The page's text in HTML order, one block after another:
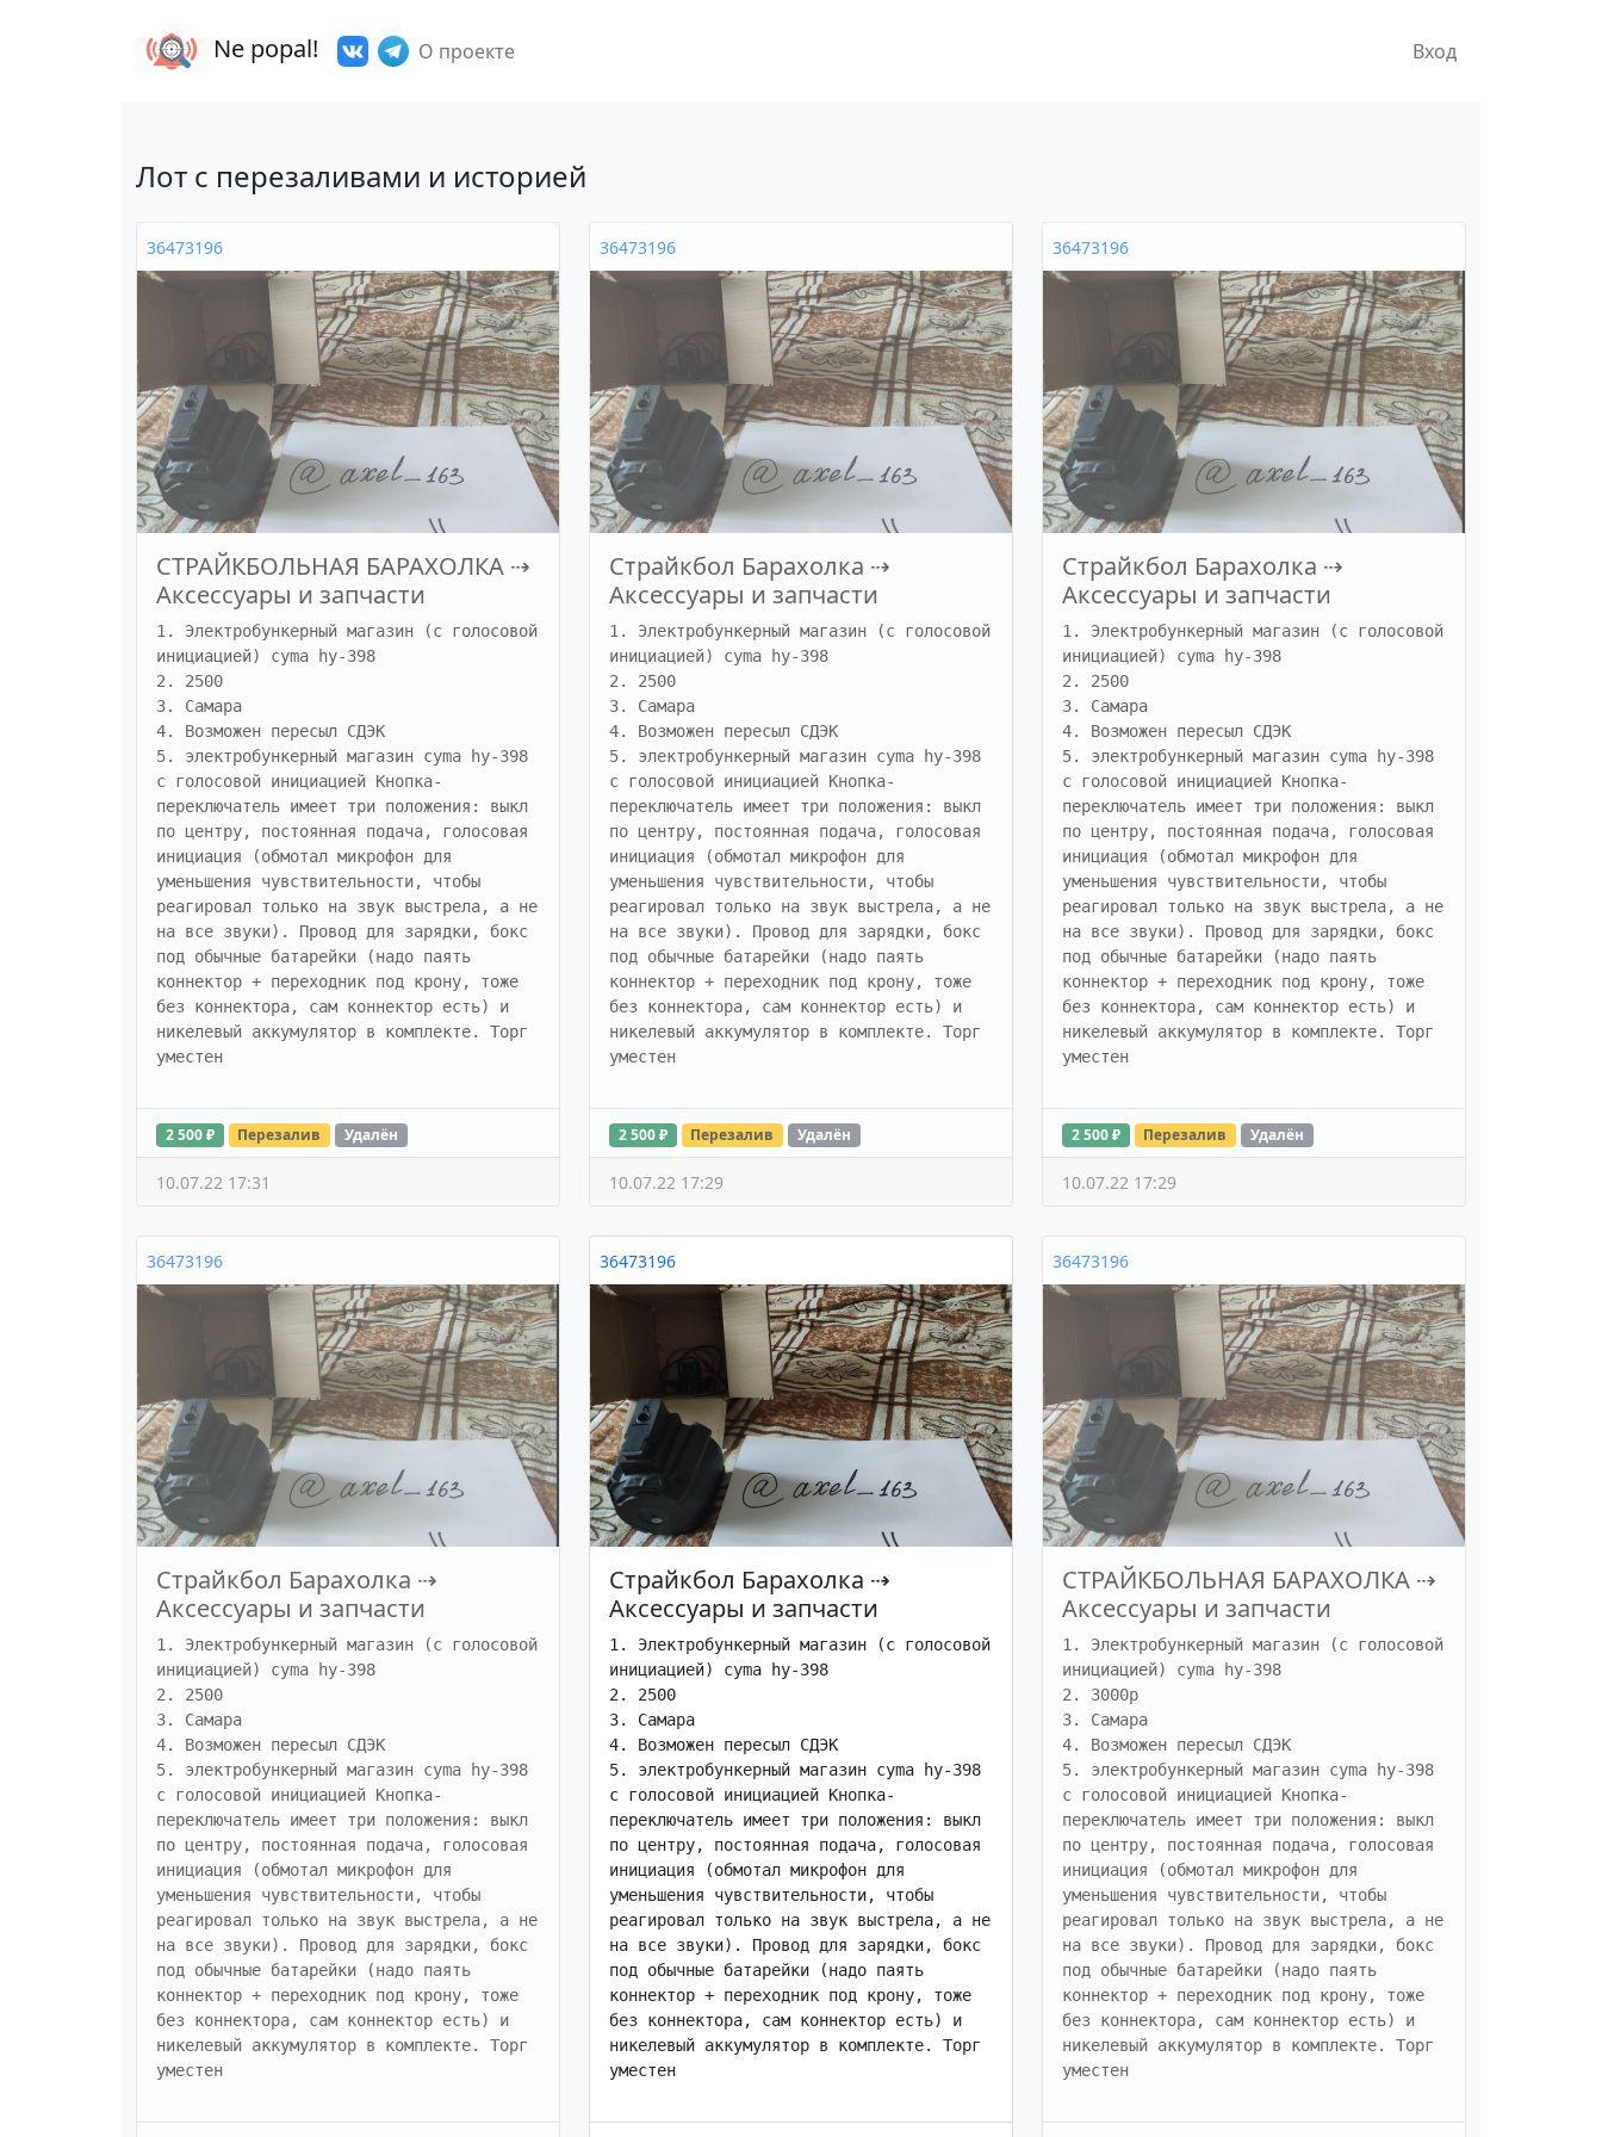
Ne popal! О проекте Вход
Лот с перезаливами и историей
36473196
СТРАЙКБОЛЬНАЯ БАРАХОЛКА ⇢
Аксессуары и запчасти
1. Электробункерный магазин (с голосовой
инициацией) cyma hy-398
2. 2500
3. Самара
4. Возможен пересыл СДЭК
5. электробункерный магазин cyma hy-398
с голосовой инициацией Кнопка-
переключатель имеет три положения: выкл
по центру, постоянная подача, голосовая
инициация (обмотал микрофон для
уменьшения чувствительности, чтобы
реагировал только на звук выстрела, а не
на все звуки). Провод для зарядки, бокс
под обычные батарейки (надо паять
коннектор + переходник под крону, тоже
без коннектора, сам коннектор есть) и
никелевый аккумулятор в комплекте. Торг
уместен
2 500 ₽ Перезалив Удалён
10.07.22 17:31
36473196
Страйкбол Барахолка ⇢
Аксессуары и запчасти
1. Электробункерный магазин (с голосовой
инициацией) cyma hy-398
2. 2500
3. Самара
4. Возможен пересыл СДЭК
5. электробункерный магазин cyma hy-398
с голосовой инициацией Кнопка-
переключатель имеет три положения: выкл
по центру, постоянная подача, голосовая
инициация (обмотал микрофон для
уменьшения чувствительности, чтобы
реагировал только на звук выстрела, а не
на все звуки). Провод для зарядки, бокс
под обычные батарейки (надо паять
коннектор + переходник под крону, тоже
без коннектора, сам коннектор есть) и
никелевый аккумулятор в комплекте. Торг
уместен
2 500 ₽ Перезалив Удалён
10.07.22 17:29
36473196
Страйкбол Барахолка ⇢
Аксессуары и запчасти
1. Электробункерный магазин (с голосовой
инициацией) cyma hy-398
2. 2500
3. Самара
4. Возможен пересыл СДЭК
5. электробункерный магазин cyma hy-398
с голосовой инициацией Кнопка-
переключатель имеет три положения: выкл
по центру, постоянная подача, голосовая
инициация (обмотал микрофон для
уменьшения чувствительности, чтобы
реагировал только на звук выстрела, а не
на все звуки). Провод для зарядки, бокс
под обычные батарейки (надо паять
коннектор + переходник под крону, тоже
без коннектора, сам коннектор есть) и
никелевый аккумулятор в комплекте. Торг
уместен
2 500 ₽ Перезалив Удалён
10.07.22 17:29
36473196
Страйкбол Барахолка ⇢
Аксессуары и запчасти
1. Электробункерный магазин (с голосовой
инициацией) cyma hy-398
2. 2500
3. Самара
4. Возможен пересыл СДЭК
5. электробункерный магазин cyma hy-398
с голосовой инициацией Кнопка-
переключатель имеет три положения: выкл
по центру, постоянная подача, голосовая
инициация (обмотал микрофон для
уменьшения чувствительности, чтобы
реагировал только на звук выстрела, а не
на все звуки). Провод для зарядки, бокс
под обычные батарейки (надо паять
коннектор + переходник под крону, тоже
без коннектора, сам коннектор есть) и
никелевый аккумулятор в комплекте. Торг
уместен
36473196
Страйкбол Барахолка ⇢
Аксессуары и запчасти
1. Электробункерный магазин (с голосовой
инициацией) cyma hy-398
2. 2500
3. Самара
4. Возможен пересыл СДЭК
5. электробункерный магазин cyma hy-398
с голосовой инициацией Кнопка-
переключатель имеет три положения: выкл
по центру, постоянная подача, голосовая
инициация (обмотал микрофон для
уменьшения чувствительности, чтобы
реагировал только на звук выстрела, а не
на все звуки). Провод для зарядки, бокс
под обычные батарейки (надо паять
коннектор + переходник под крону, тоже
без коннектора, сам коннектор есть) и
никелевый аккумулятор в комплекте. Торг
уместен
36473196
СТРАЙКБОЛЬНАЯ БАРАХОЛКА ⇢
Аксессуары и запчасти
1. Электробункерный магазин (с голосовой
инициацией) cyma hy-398
2. 3000р
3. Самара
4. Возможен пересыл СДЭК
5. электробункерный магазин cyma hy-398
с голосовой инициацией Кнопка-
переключатель имеет три положения: выкл
по центру, постоянная подача, голосовая
инициация (обмотал микрофон для
уменьшения чувствительности, чтобы
реагировал только на звук выстрела, а не
на все звуки). Провод для зарядки, бокс
под обычные батарейки (надо паять
коннектор + переходник под крону, тоже
без коннектора, сам коннектор есть) и
никелевый аккумулятор в комплекте. Торг
уместен